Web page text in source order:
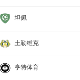
坦佩
土勒维克
亨特体育